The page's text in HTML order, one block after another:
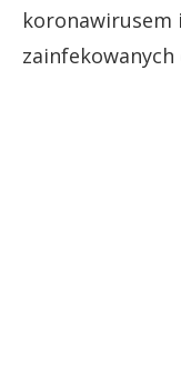
koronawirusem
zainfekowanych